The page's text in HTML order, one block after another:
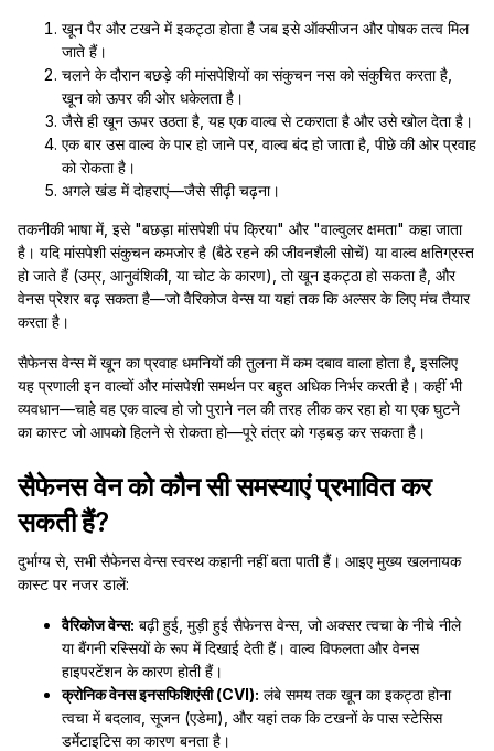
खून पैर और टखने में इकट्ठा होता है जब इसे ऑक्सीजन और पोषक तत्व मिल
जाते हैं।
चलने के दौरान बछड़े की मांसपेशियों का संकुचन नस को संकुचित करता है,
खून को ऊपर की ओर धकेलता है।
जैसे ही खून ऊपर उठता है, यह एक वाल्व से टकराता है और उसे खोल देता है।
एक बार उस वाल्व के पार हो जाने पर, वाल्व बंद हो जाता है, पीछे की ओर प्रवाह
को रोकता है।
अगले खंड में दोहराएं—जैसे सीढ़ी चढ़ना।
तकनीकी भाषा में, इसे "बछड़ा मांसपेशी पंप क्रिया" और "वाल्वुलर क्षमता" कहा जाता
है। यदि मांसपेशी संकुचन कमजोर है (बैठे रहने की जीवनशैली सोचें) या वाल्व क्षतिग्रस्त
हो जाते हैं (उम्र, आनुवंशिकी, या चोट के कारण), तो खून इकट्ठा हो सकता है, और
वेनस प्रेशर बढ़ सकता है—जो वैरिकोज वेन्स या यहां तक कि अल्सर के लिए मंच तैयार
करता है।
सैफेनस वेन्स में खून का प्रवाह धमनियों की तुलना में कम दबाव वाला होता है, इसलिए
यह प्रणाली इन वाल्वों और मांसपेशी समर्थन पर बहुत अधिक निर्भर करती है। कहीं भी
व्यवधान—चाहे वह एक वाल्व हो जो पुराने नल की तरह लीक कर रहा हो या एक घुटने
का कास्ट जो आपको हिलने से रोकता हो—पूरे तंत्र को गड़बड़ कर सकता है।
सैफेनस वेन को कौन सी समस्याएं प्रभावित कर
सकती हैं?
दुर्भाग्य से, सभी सैफेनस वेन्स स्वस्थ कहानी नहीं बता पाती हैं। आइए मुख्य खलनायक
कास्ट पर नजर डालें:
वैरिकोज वेन्स: बढ़ी हुई, मुड़ी हुई सैफेनस वेन्स, जो अक्सर त्वचा के नीचे नीले
या बैंगनी रस्सियों के रूप में दिखाई देती हैं। वाल्व विफलता और वेनस
हाइपरटेंशन के कारण होती हैं।
क्रोनिक वेनस इनसफिशिएंसी (CVI): लंबे समय तक खून का इकट्ठा होना
त्वचा में बदलाव, सूजन (एडेमा), और यहां तक कि टखनों के पास स्टेसिस
डर्मेटाइटिस का कारण बनता है।